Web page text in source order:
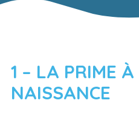
1 – LA PRIME
NAISSANCE